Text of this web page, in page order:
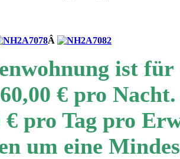
Â
ist für
60,00 € pro Nacht
€ pro Tag pro
um eine